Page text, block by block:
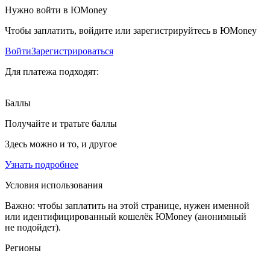
Нужно войти в ЮMoney
Чтобы заплатить, войдите или зарегистрируйтесь в ЮMoney
ВойтиЗарегистрироваться
Для платежа подходят:
Баллы
Получайте и тратьте баллы
Здесь можно и то, и другое
Узнать подробнее
Условия использования
Важно: чтобы заплатить на этой странице, нужен именной
или идентифицированный кошелёк ЮMoney (анонимный
не подойдет).
Регионы